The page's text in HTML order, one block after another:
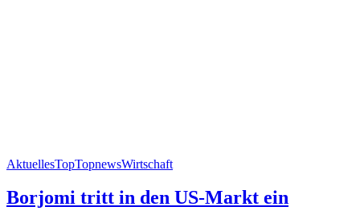
AktuellesTopTopnewsWirtschaft
Borjomi tritt in den US-Markt ein